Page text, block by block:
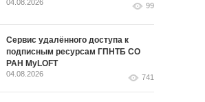
04.08.2026 99
Сервис удалённого доступа к
подписным ресурсам ГПНТБ СО
РАН MyLOFT
04.08.2026 741